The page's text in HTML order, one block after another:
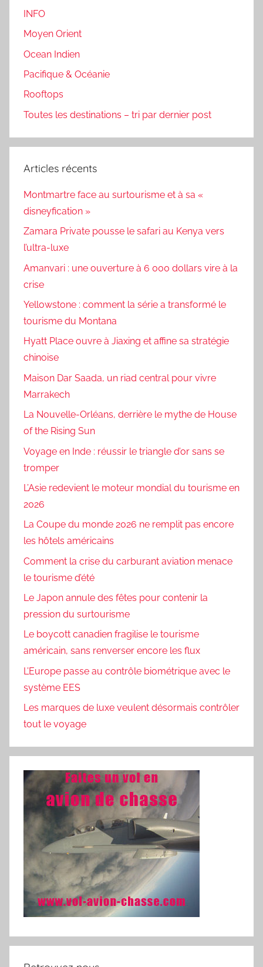
INFO
Moyen Orient
Ocean Indien
Pacifique & Océanie
Rooftops
Toutes les destinations – tri par dernier post
Articles récents
Montmartre face au surtourisme et à sa «
disneyfication »
Zamara Private pousse le safari au Kenya vers
l’ultra-luxe
Amanvari : une ouverture à 6 000 dollars vire à la
crise
Yellowstone : comment la série a transformé le
tourisme du Montana
Hyatt Place ouvre à Jiaxing et affine sa stratégie
chinoise
Maison Dar Saada, un riad central pour vivre
Marrakech
La Nouvelle-Orléans, derrière le mythe de House
of the Rising Sun
Voyage en Inde : réussir le triangle d’or sans se
tromper
L’Asie redevient le moteur mondial du tourisme en
2026
La Coupe du monde 2026 ne remplit pas encore
les hôtels américains
Comment la crise du carburant aviation menace
le tourisme d’été
Le Japon annule des fêtes pour contenir la
pression du surtourisme
Le boycott canadien fragilise le tourisme
américain, sans renverser encore les flux
L’Europe passe au contrôle biométrique avec le
système EES
Les marques de luxe veulent désormais contrôler
tout le voyage